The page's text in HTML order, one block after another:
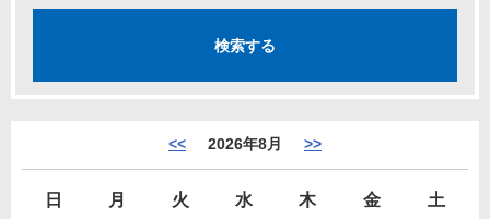
<< 2026年8月 >>
日 月 火 水 木 金
土